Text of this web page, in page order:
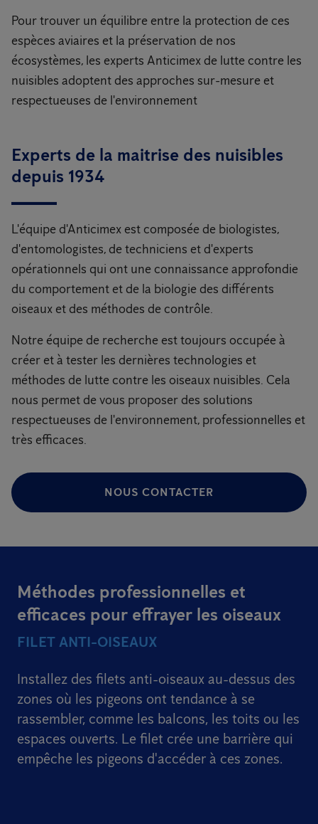
Pour trouver un équilibre entre la protection de ces
espèces aviaires et la préservation de nos
écosystèmes, les experts Anticimex de lutte contre les
nuisibles adoptent des approches sur-mesure et
respectueuses de l'environnement
Experts de la maitrise des nuisibles
depuis 1934
L'équipe d'Anticimex est composée de biologistes,
d'entomologistes, de techniciens et d'experts
opérationnels qui ont une connaissance approfondie
du comportement et de la biologie des différents
oiseaux et des méthodes de contrôle.
Notre équipe de recherche est toujours occupée à
créer et à tester les dernières technologies et
méthodes de lutte contre les oiseaux nuisibles. Cela
nous permet de vous proposer des solutions
respectueuses de l'environnement, professionnelles et
très efficaces.
NOUS CONTACTER
Méthodes professionnelles et
efficaces pour effrayer les oiseaux
FILET ANTI-OISEAUX
Installez des filets anti-oiseaux au-dessus des
zones où les pigeons ont tendance à se
rassembler, comme les balcons, les toits ou les
espaces ouverts. Le filet crée une barrière qui
empêche les pigeons d'accéder à ces zones.